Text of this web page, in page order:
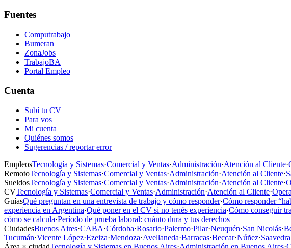
Fuentes
Computrabajo
Bumeran
ZonaJobs
TrabajoBA
Portal Empleo
Cuenta
Subí tu CV
Para vos
Mi cuenta
Quiénes somos
Sugerencias / reportar error
EmpleosTecnología y Sistemas·Comercial y Ventas·Administración·Atención al Cliente·
RemotoTecnología y Sistemas·Comercial y Ventas·Administración·Atención al Cliente·
SueldosTecnología y Sistemas·Comercial y Ventas·Administración·Atención al Cliente·
CVTecnología y Sistemas·Comercial y Ventas·Administración·Atención al Cliente·
GuíasQué preguntan en una entrevista de trabajo y cómo responder·Cómo responder
experiencia en Argentina·Qué poner en el CV si no tenés experiencia·Cómo conseguir
cómo se calcula·Período de prueba laboral: cuánto dura y tus derechos
CiudadesBuenos Aires·CABA·Córdoba·Rosario·Palermo·Pilar·Neuquén·San Nicolás·
Tucumán·Vicente López·Ezeiza·Mendoza·Avellaneda·Barracas·Beccar·Núñez·Saavedra